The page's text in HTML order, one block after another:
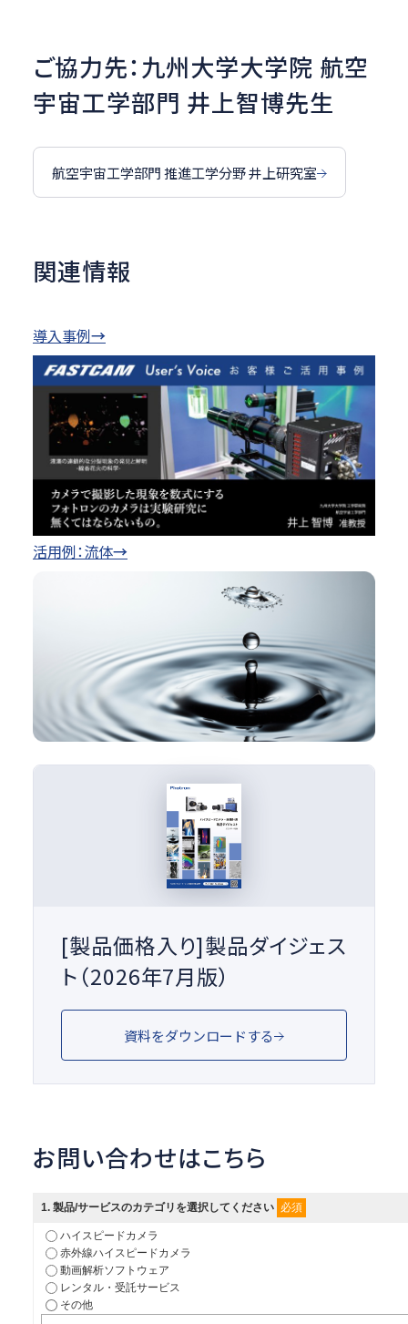
ご協力先：九州大学大学院 航空
宇宙工学部門 井上智博先生
航空宇宙工学部門 推進工学分野 井上研究室
関連情報
導入事例→
活用例：流体→
[製品価格入り]製品ダイジェス
ト（2026年7月版）
資料をダウンロードする
お問い合わせはこちら
1. 製品/サービスのカテゴリを選択してください 必須
ハイスピードカメラ
赤外線ハイスピードカメラ
動画解析ソフトウェア
レンタル・受託サービス
その他